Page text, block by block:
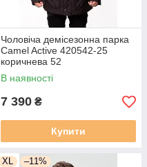
Чоловіча демісезонна парка
Camel Active 420542-25
коричнева 52
В наявності
7 390 ₴
Купити
XL –11%